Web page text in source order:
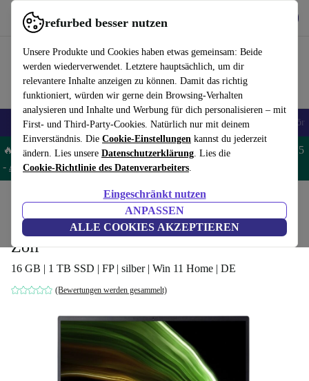
refurbed besser nutzen
Unsere Produkte und Cookies haben etwas gemeinsam: Beide
werden wiederverwendet. Letztere hauptsächlich, um dir
relevantere Inhalte anzeigen zu können. Damit das richtig
funktioniert, würden wir gerne dein Browsing-Verhalten
analysieren und Inhalte und Werbung für dich personalisieren – mit
First- und Third-Party-Cookies. Natürlich nur mit deinem
Einverständnis. Die Cookie-Einstellungen kannst du jederzeit
ändern. Lies unsere Datenschutzerklärung. Lies die
Cookie-Richtlinie des Datenverarbeiters.
Eingeschränkt nutzen
ANPASSEN
ALLE COOKIES AKZEPTIEREN
refurbed schnell und einfach nutzen
🎒 Back to school Handys Laptops Tablets Smartwatches Zubehör
🔥 Spare 5% EXTRA auf MacBooks und iPads – Code: MACPAD5
- AGB
Laptops Acer Laptops
Acer Swift 3 SF314-511 | i7-1165G7 | 14-
Zoll
16 GB | 1 TB SSD | FP | silber | Win 11 Home | DE
(Bewertungen werden gesammelt)